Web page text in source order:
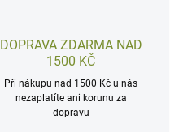
DOPRAVA ZDARMA NAD
1500 KČ
Při nákupu nad 1500 Kč u nás
nezaplatíte ani korunu za
dopravu